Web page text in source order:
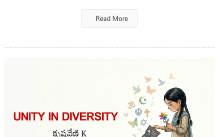
Read More